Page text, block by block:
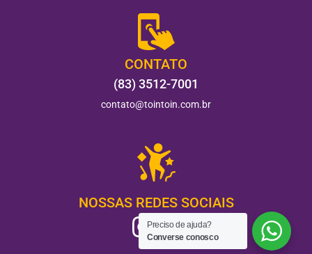
CONTATO
(83) 3512-7001
contato@tointoin.com.br
NOSSAS REDES SOCIAIS
Preciso de ajuda?
Converse conosco